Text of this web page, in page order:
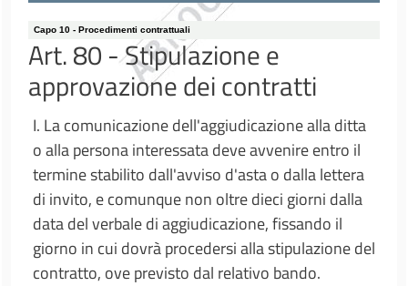
Capo 10 - Procedimenti contrattuali
Art. 80 - Stipulazione e
approvazione dei contratti
I. La comunicazione dell'aggiudicazione alla ditta
o alla persona interessata deve avvenire entro il
termine stabilito dall'avviso d'asta o dalla lettera
di invito, e comunque non oltre dieci giorni dalla
data del verbale di aggiudicazione, fissando il
giorno in cui dovrà procedersi alla stipulazione del
contratto, ove previsto dal relativo bando.